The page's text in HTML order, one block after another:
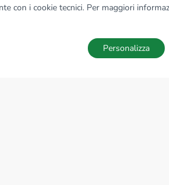
con i cookie tecnici. Per maggiori
Personalizza